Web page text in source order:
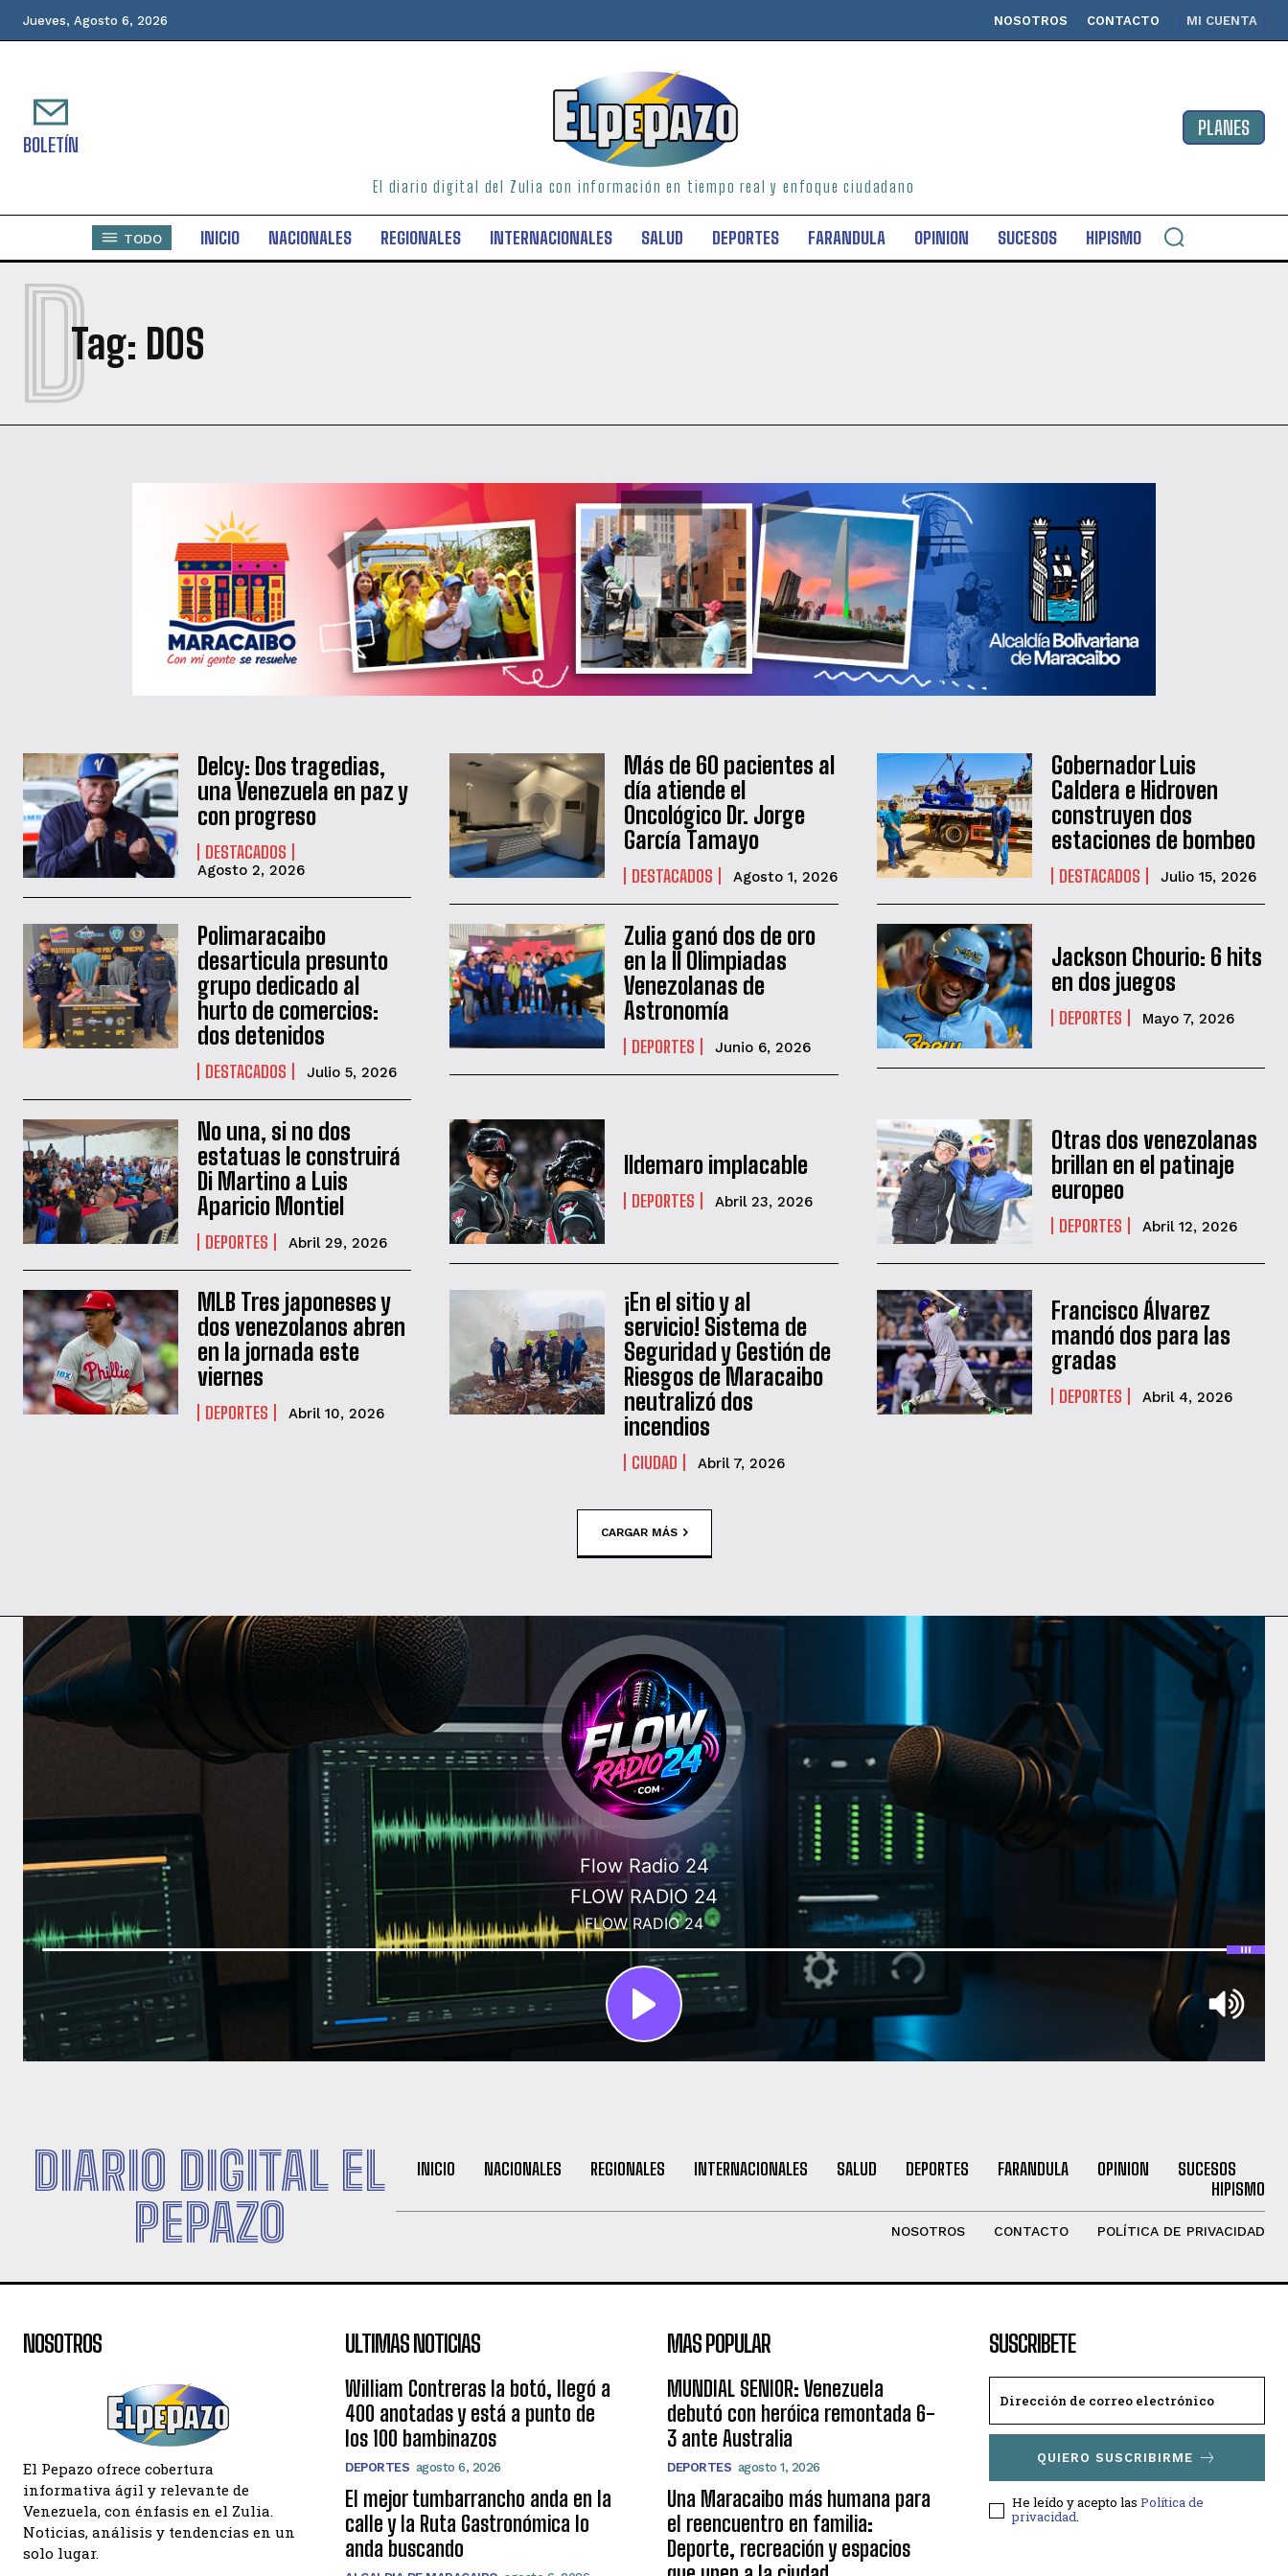
QUIERO SUSCRIBIRME
He leído y acepto lasPolítica de privacidad.
Jueves, Agosto 6, 2026 NOSOTROS CONTACTO MI CUENTA
BOLETÍN
El diario digital del Zulia con información en tiempo real y enfoque ciudadano
PLANES
TODO INICIO NACIONALES REGIONALES INTERNACIONALES SALUD DEPORTES FARANDULA OPINION SUCESOS HIPISMO
Tag: DOS
D
Delcy: Dos tragedias,
una Venezuela en paz y
con progreso
DESTACADOS
Agosto 2, 2026
Más de 60 pacientes al
día atiende el
Oncológico Dr. Jorge
García Tamayo
DESTACADOS Agosto 1, 2026
Gobernador Luis
Caldera e Hidroven
construyen dos
estaciones de bombeo
DESTACADOS Julio 15, 2026
Polimaracaibo
desarticula presunto
grupo dedicado al
hurto de comercios:
dos detenidos
DESTACADOS Julio 5, 2026
Zulia ganó dos de oro
en la II Olimpiadas
Venezolanas de
Astronomía
DEPORTES Junio 6, 2026
Jackson Chourio: 6 hits
en dos juegos
DEPORTES Mayo 7, 2026
No una, si no dos
estatuas le construirá
Di Martino a Luis
Aparicio Montiel
DEPORTES Abril 29, 2026
Ildemaro implacable
DEPORTES Abril 23, 2026
Otras dos venezolanas
brillan en el patinaje
europeo
DEPORTES Abril 12, 2026
MLB Tres japoneses y
dos venezolanos abren
en la jornada este
viernes
DEPORTES Abril 10, 2026
¡En el sitio y al
servicio! Sistema de
Seguridad y Gestión de
Riesgos de Maracaibo
neutralizó dos
incendios
CIUDAD Abril 7, 2026
Francisco Álvarez
mandó dos para las
gradas
DEPORTES Abril 4, 2026
CARGAR MÁS
DIARIO DIGITAL EL
PEPAZO
INICIO NACIONALES REGIONALES INTERNACIONALES SALUD DEPORTES FARANDULA OPINION
SUCESOS
HIPISMO
NOSOTROS CONTACTO POLÍTICA DE PRIVACIDAD
NOSOTROS
El Pepazo ofrece cobertura
informativa ágil y relevante de
Venezuela, con énfasis en el Zulia.
Noticias, análisis y tendencias en un
solo lugar.
ULTIMAS NOTICIAS
William Contreras la botó, llegó a
400 anotadas y está a punto de
los 100 bambinazos
DEPORTES agosto 6, 2026
El mejor tumbarrancho anda en la
calle y la Ruta Gastronómica lo
anda buscando
MAS POPULAR
MUNDIAL SENIOR: Venezuela
debutó con heróica remontada 6-
3 ante Australia
DEPORTES agosto 1, 2026
Una Maracaibo más humana para
el reencuentro en familia:
Deporte, recreación y espacios
SUSCRIBETE
QUIERO SUSCRIBIRME
He leído y acepto las Política de
privacidad.